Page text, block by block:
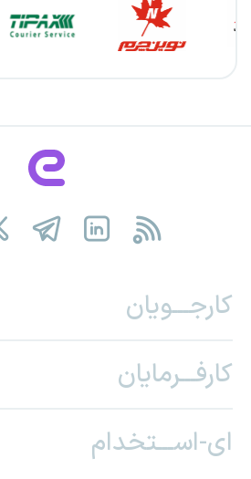
کارجـــویان
کارفـــرمایان
ای-اســـتخدام